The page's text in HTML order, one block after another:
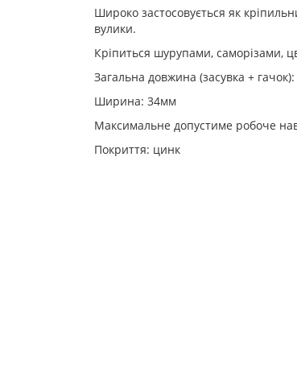
Широко застосовується як
вулики.
Кріпиться шурупами, саморізами,
Загальна довжина (засувка +
Ширина: 34мм
Максимальне допустиме робоче
Покриття: цинк